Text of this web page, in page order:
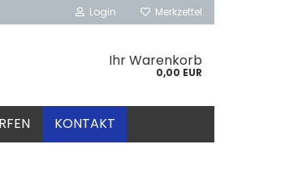
Login Merkzettel
Ihr Warenkorb
0,00 EUR
KONTAKT